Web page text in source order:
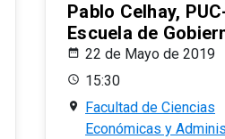
Pablo Celhay,
Escuela de
22 de Mayo de 2019
15:30
Facultad de Ciencias
Económicas y